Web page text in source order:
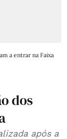
a entrar na Faixa
dos
após a